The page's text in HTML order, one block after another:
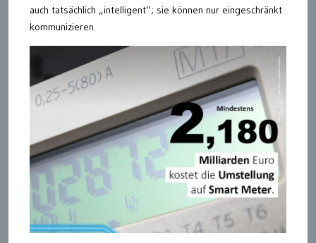
auch tatsächlich „intelligent“; sie können nur eingeschränkt
kommunizieren.